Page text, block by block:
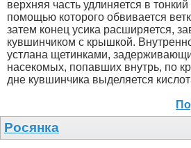
верхняя часть удлиняется в
помощью которого обвивается
затем конец усика расширяется,
кувшинчиком с крышкой.
устлана щетинками,
насекомых, попавших внутрь, по
дне кувшинчика выделяется
Росянка